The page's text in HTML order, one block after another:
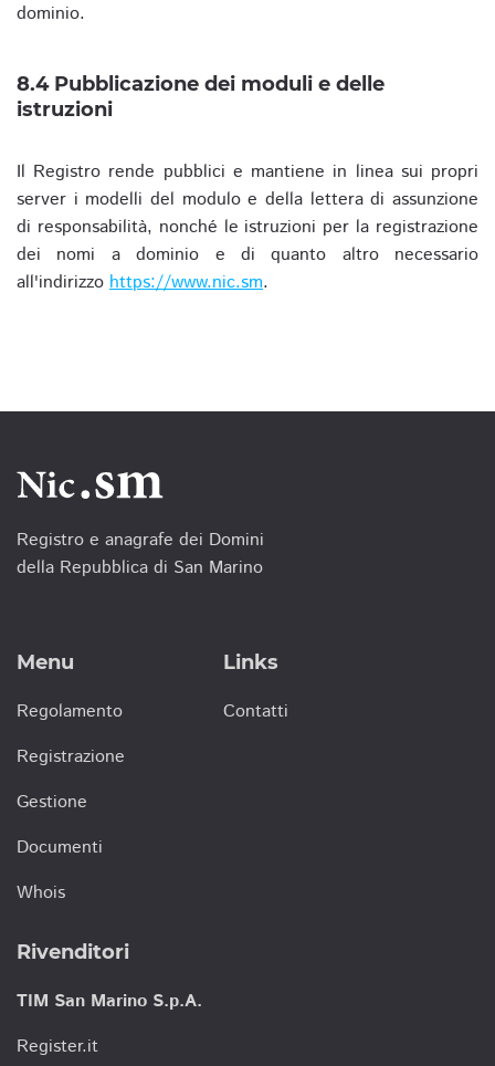
dominio.
8.4 Pubblicazione dei moduli e delle
istruzioni
Il Registro rende pubblici e mantiene in linea sui propri
server i modelli del modulo e della lettera di assunzione
di responsabilità, nonché le istruzioni per la registrazione
dei nomi a dominio e di quanto altro necessario
all'indirizzo https://www.nic.sm.
Registro e anagrafe dei Domini
della Repubblica di San Marino
Menu
Regolamento
Registrazione
Gestione
Documenti
Whois
Links
Contatti
Rivenditori
TIM San Marino S.p.A.
Register.it